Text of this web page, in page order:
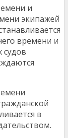
и
экипажей
времени и
в